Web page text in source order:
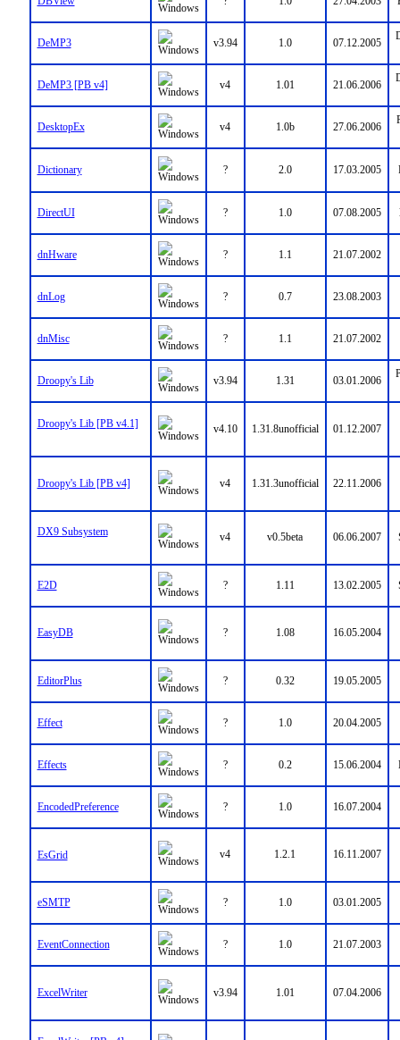
DeMP3 v3.94 1.0 07.12.2005
DeMP3 [PB v4] v4 1.01 21.06.2006
DesktopEx v4 1.0b 27.06.2006
Dictionary ? 2.0 17.03.2005
DirectUI ? 1.0 07.08.2005
dnHware ? 1.1 21.07.2002
dnLog ? 0.7 23.08.2003
dnMisc ? 1.1 21.07.2002
Droopy's Lib v3.94 1.31 03.01.2006
Droopy's Lib [PB v4.1] v4.10 1.31.8unofficial 01.12.2007
Droopy's Lib [PB v4] v4 1.31.3unofficial 22.11.2006
DX9 Subsystem v4 v0.5beta 06.06.2007
E2D ? 1.11 13.02.2005
EasyDB ? 1.08 16.05.2004
EditorPlus ? 0.32 19.05.2005
Effect ? 1.0 20.04.2005
Effects ? 0.2 15.06.2004
EncodedPreference ? 1.0 16.07.2004
EsGrid v4 1.2.1 16.11.2007
eSMTP ? 1.0 03.01.2005
EventConnection ? 1.0 21.07.2003
ExcelWriter v3.94 1.01 07.04.2006